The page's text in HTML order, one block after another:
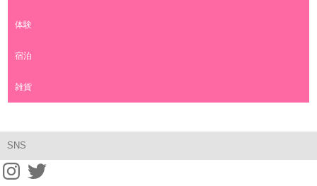
体験
宿泊
雑貨
SNS